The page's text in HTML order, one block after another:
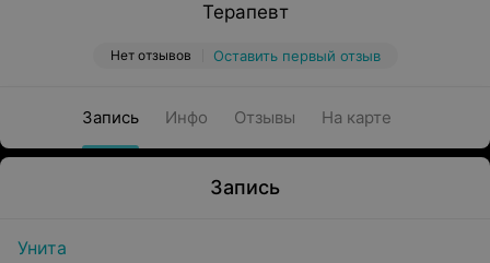
Терапевт
Нет отзывов Оставить первый отзыв
Запись Инфо Отзывы На карте
Запись
Унита